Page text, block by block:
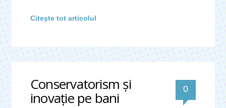
Citeşte tot articolul
Conservatorism şi
inovaţie pe bani 0